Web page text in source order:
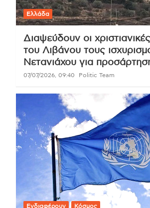
Ελλάδα
Διαψεύδουν οι
του Λιβάνου τους
Νετανιάχου για
07/07/2026, 09:40 Politic Team
Ενδιαφέρουν Κόσμος